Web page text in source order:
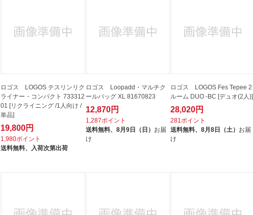
ロゴス LOGOS テスリンリク
ライナー・コンパクト 733312
01 [リクライニング /1人向け /
単品]
19,800円
1,980ポイント
送料無料、 入荷次第出荷
ロゴス Loopadd・マルチク
ールバッグ XL 81670823
12,870円
1,287ポイント
送料無料、 8月9日（日） お届
け
ロゴス LOGOS Fes Tepee 2
ルーム DUO -BC [デュオ(2人)]
28,020円
281ポイント
送料無料、8月8日（土） お届
け